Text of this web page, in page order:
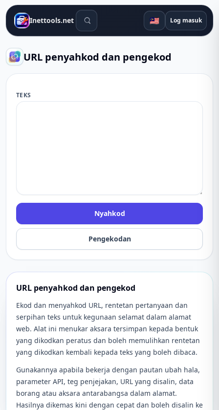
Inettools.net Alat carian 🇲🇾 Log masuk
URL penyahkod dan pengekod
TEKS
Nyahkod
Pengekodan
URL penyahkod dan pengekod
Ekod dan menyahkod URL, rentetan pertanyaan dan
serpihan teks untuk kegunaan selamat dalam alamat
web. Alat ini menukar aksara tersimpan kepada bentuk
yang dikodkan peratus dan boleh memulihkan rentetan
yang dikodkan kembali kepada teks yang boleh dibaca.
Gunakannya apabila bekerja dengan pautan ubah hala,
parameter API, teg penjejakan, URL yang disalin, data
borang atau aksara antarabangsa dalam alamat.
Hasilnya dikemas kini dengan cepat dan boleh disalin ke